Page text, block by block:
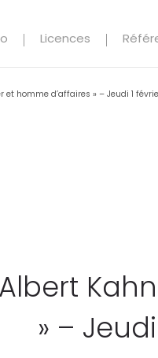
Licences
homme d’affaires » – Jeudi 1
» –